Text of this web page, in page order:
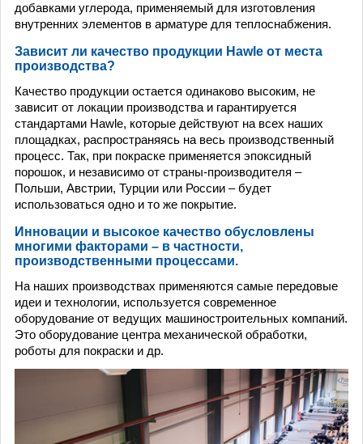
добавками углерода, применяемый для изготовления
внутренних элементов в арматуре для теплоснабжения.
Зависит ли качество продукции Hawle от места
производства?
Качество продукции остается одинаково высоким, не
зависит от локации производства и гарантируется
стандартами Hawle, которые действуют на всех наших
площадках, распространяясь на весь производственный
процесс. Так, при покраске применяется эпоксидный
порошок, и независимо от страны-производителя –
Польши, Австрии, Турции или России – будет
использоваться одно и то же покрытие.
Инновации и высокое качество обусловлены
многими факторами – в частности,
производственными процессами.
На наших производствах применяются самые передовые
идеи и технологии, используется современное
оборудование от ведущих машиностроительных компаний.
Это оборудование центра механической обработки,
роботы для покраски и др.